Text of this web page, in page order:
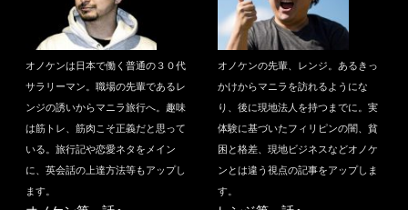
オノケンは日本で働く普通の３０代
サラリーマン。職場の先輩であるレ
ンジの誘いからマニラ旅行へ。趣味
は筋トレ、筋肉こそ正義だと思って
いる。旅行記や恋愛ネタをメイン
に、英会話の上達方法等もアップし
ます。
オノケンの先輩、レンジ。あるきっ
かけからマニラを訪れるようにな
り、後に現地法人を持つまでに。実
体験に基づいたフィリピンの闇、貧
困と格差、現地ビジネスなどオノケ
ンとは違う視点の記事をアップしま
す。